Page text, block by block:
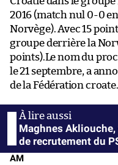
2016 (match nul 0-0
Norvège). Avec 15
groupe derrière la
points).Le nom du
le 21 septembre, a
de la Fédération croate.
Maghnes
de recrutement du
AM